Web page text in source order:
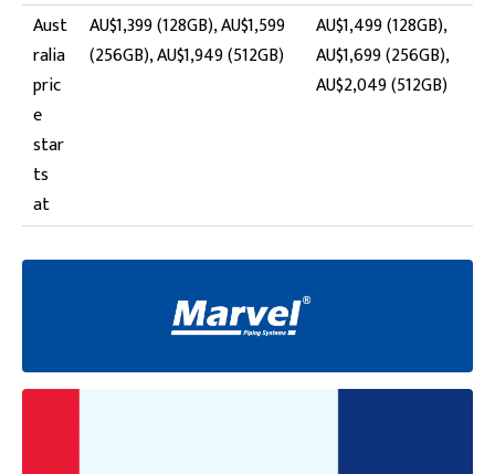
Aust
ralia
pric
e
star
ts
at
AU$1,399 (128GB), AU$1,599
(256GB), AU$1,949 (512GB)
AU$1,499 (128GB),
AU$1,699 (256GB),
AU$2,049 (512GB)